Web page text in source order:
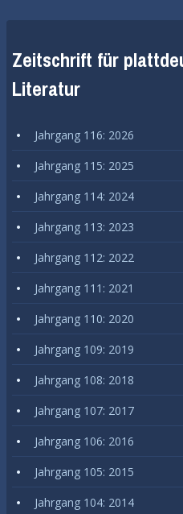
Zeitschrift für
Literatur
Jahrgang 116: 2026
Jahrgang 115: 2025
Jahrgang 114: 2024
Jahrgang 113: 2023
Jahrgang 112: 2022
Jahrgang 111: 2021
Jahrgang 110: 2020
Jahrgang 109: 2019
Jahrgang 108: 2018
Jahrgang 107: 2017
Jahrgang 106: 2016
Jahrgang 105: 2015
Jahrgang 104: 2014